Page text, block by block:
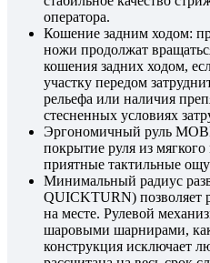
оператора.
Кошение задним ходом:
ножи продолжат
кошения задних ходом,
участку передом
рельефа или наличия
стесненных условиях
Эргономичный руль
покрытие руля из мягкого
приятные тактильные
Минимальный радиус
QUICKTURN) позволяет
на месте. Рулевой
шаровыми шарнирами,
конструкция исключает